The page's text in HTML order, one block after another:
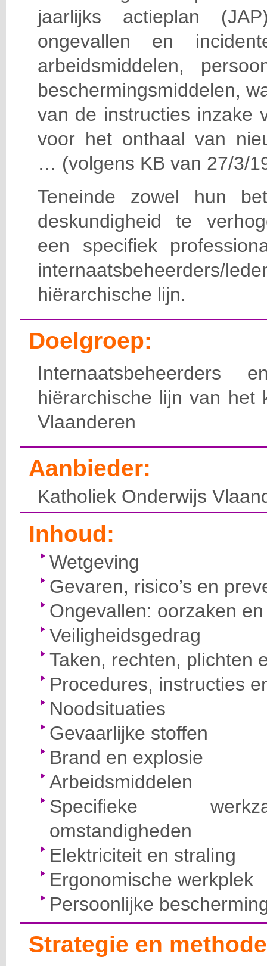
jaarlijks actieplan
ongevallen en
arbeidsmiddelen,
beschermingsmiddelen,
van de instructies inzake
voor het onthaal van
… (volgens KB van 27/3/
Teneinde zowel hun
deskundigheid te
een specifiek
hiërarchische lijn.
Doelgroep:
hiërarchische lijn van het
Vlaanderen
Aanbieder:
Katholiek Onderwijs
Inhoud:
Wetgeving
Gevaren, risico’s en
Ongevallen: oorzaken
Veiligheidsgedrag
Taken, rechten, plichten
Procedures, instructies
Noodsituaties
Gevaarlijke stoffen
Brand en explosie
Arbeidsmiddelen
Specifieke
omstandigheden
Elektriciteit en straling
Ergonomische werkplek
Persoonlijke
Strategie en